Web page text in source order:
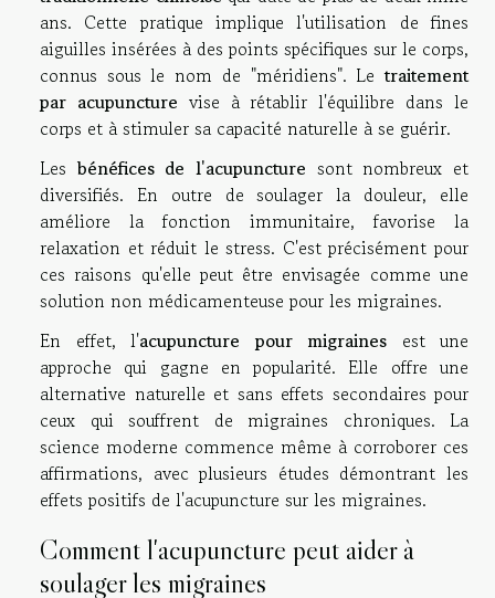
ans. Cette pratique implique l'utilisation de fines
aiguilles insérées à des points spécifiques sur le corps,
connus sous le nom de "méridiens". Letraitement
par acupuncture vise à rétablir l'équilibre dans le
corps et à stimuler sa capacité naturelle à se guérir.
Les bénéfices de l'acupuncture sont nombreux et
diversifiés. En outre de soulager la douleur, elle
améliore la fonction immunitaire, favorise la
relaxation et réduit le stress. C'est précisément pour
ces raisons qu'elle peut être envisagée comme une
solution non médicamenteuse pour les migraines.
En effet, l'acupuncture pour migraines est une
approche qui gagne en popularité. Elle offre une
alternative naturelle et sans effets secondaires pour
ceux qui souffrent de migraines chroniques. La
science moderne commence même à corroborer ces
affirmations, avec plusieurs études démontrant les
effets positifs de l'acupuncture sur les migraines.
Comment l'acupuncture peut aider à
soulager les migraines